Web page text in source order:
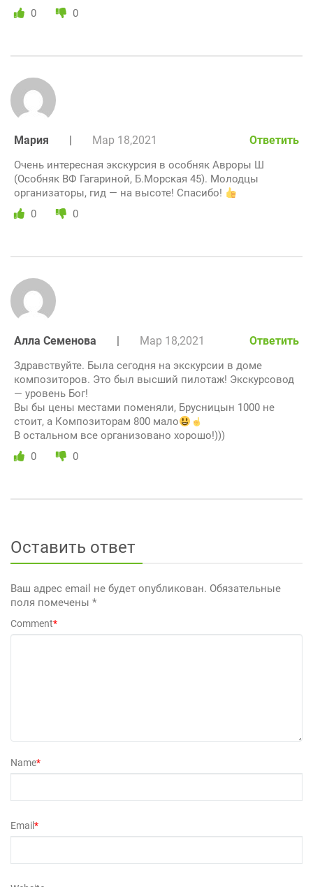
0
0
Мария | Мар 18,2021 Ответить
Очень интересная экскурсия в особняк Авроры Ш
(Особняк ВФ Гагариной, Б.Морская 45). Молодцы
организаторы, гид — на высоте! Спасибо!
0
0
Алла Семенова | Мар 18,2021 Ответить
Здравствуйте. Была сегодня на экскурсии в доме
композиторов. Это был высший пилотаж! Экскурсовод
— уровень Бог!
Вы бы цены местами поменяли, Брусницын 1000 не
стоит, а Композиторам 800 мало
В остальном все организовано хорошо!)))
0
0
Оставить ответ
Ваш адрес email не будет опубликован. Обязательные
поля помечены *
Comment*
Name*
Email*